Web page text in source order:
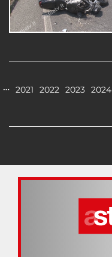
… 2021 2022 2023 2024